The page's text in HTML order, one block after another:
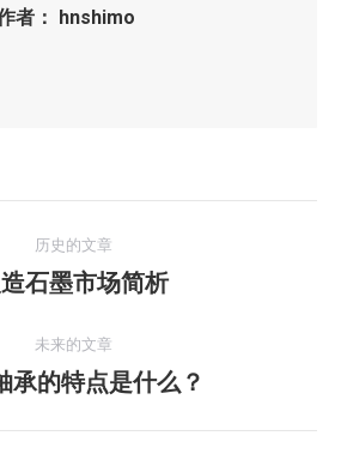
者： hnshimo
历史的文章
历
的
文
石墨市场简析
未来的文章
未
承的特点是什么？